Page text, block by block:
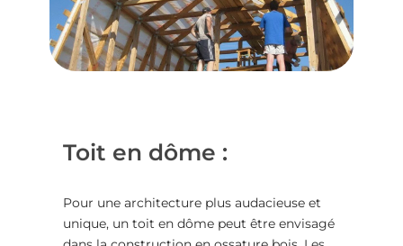
Toit en dôme :
Pour une architecture plus audacieuse et
unique, un toit en dôme peut être envisagé